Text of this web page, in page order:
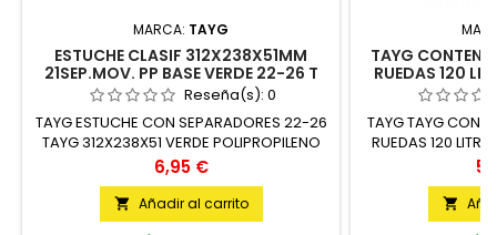
MARCA: TAYG
ESTUCHE CLASIF 312X238X51MM
21SEP.MOV. PP BASE VERDE 22-26 T
TAYGReseña(s): 0
TAYG ESTUCHE CON SEPARADORES 22-26
TAYG 312X238X51 VERDE POLIPROPILENO
UNIDAD
Precio
6,95 €
 Añadir al carrito
TAYG
RUEDAS 120
TAYG
TAYG TAYG
RUEDAS 120
120 LITROS
